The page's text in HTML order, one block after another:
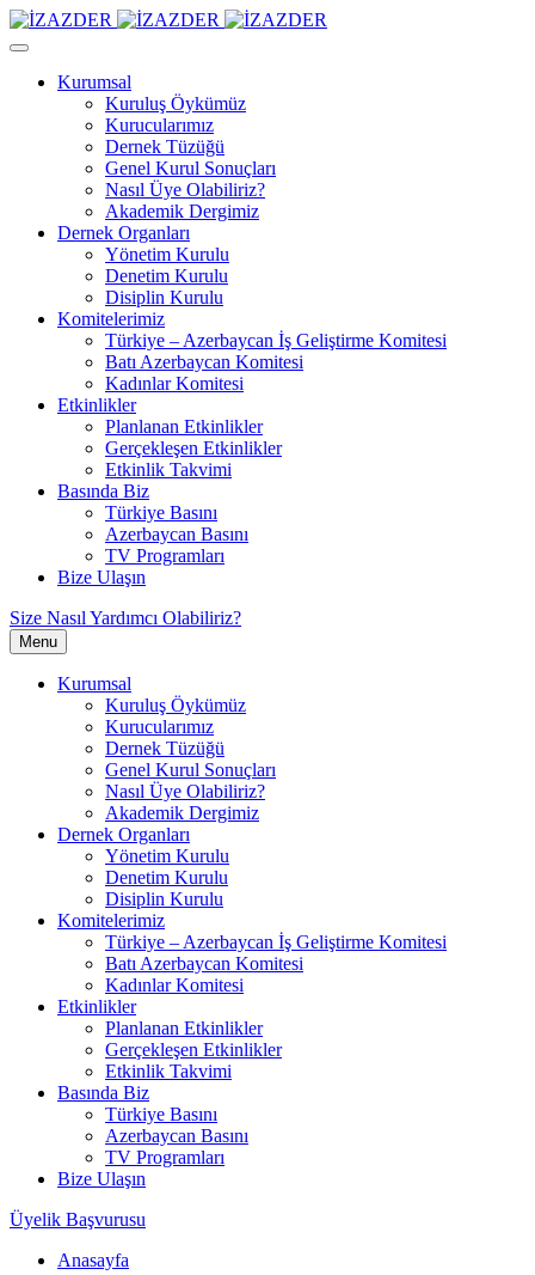
Kurumsal
Kuruluş Öykümüz
Kurucularımız
Dernek Tüzüğü
Genel Kurul Sonuçları
Nasıl Üye Olabiliriz?
Akademik Dergimiz
Dernek Organları
Yönetim Kurulu
Denetim Kurulu
Disiplin Kurulu
Komitelerimiz
Türkiye – Azerbaycan İş Geliştirme Komitesi
Batı Azerbaycan Komitesi
Kadınlar Komitesi
Etkinlikler
Planlanan Etkinlikler
Gerçekleşen Etkinlikler
Etkinlik Takvimi
Basında Biz
Türkiye Basını
Azerbaycan Basını
TV Programları
Bize Ulaşın
Size Nasıl Yardımcı Olabiliriz?
Menu
Kurumsal
Kuruluş Öykümüz
Kurucularımız
Dernek Tüzüğü
Genel Kurul Sonuçları
Nasıl Üye Olabiliriz?
Akademik Dergimiz
Dernek Organları
Yönetim Kurulu
Denetim Kurulu
Disiplin Kurulu
Komitelerimiz
Türkiye – Azerbaycan İş Geliştirme Komitesi
Batı Azerbaycan Komitesi
Kadınlar Komitesi
Etkinlikler
Planlanan Etkinlikler
Gerçekleşen Etkinlikler
Etkinlik Takvimi
Basında Biz
Türkiye Basını
Azerbaycan Basını
TV Programları
Bize Ulaşın
Üyelik Başvurusu
Anasayfa